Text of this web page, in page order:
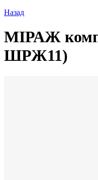
Назад
МІРАЖ
ШРЖ11)